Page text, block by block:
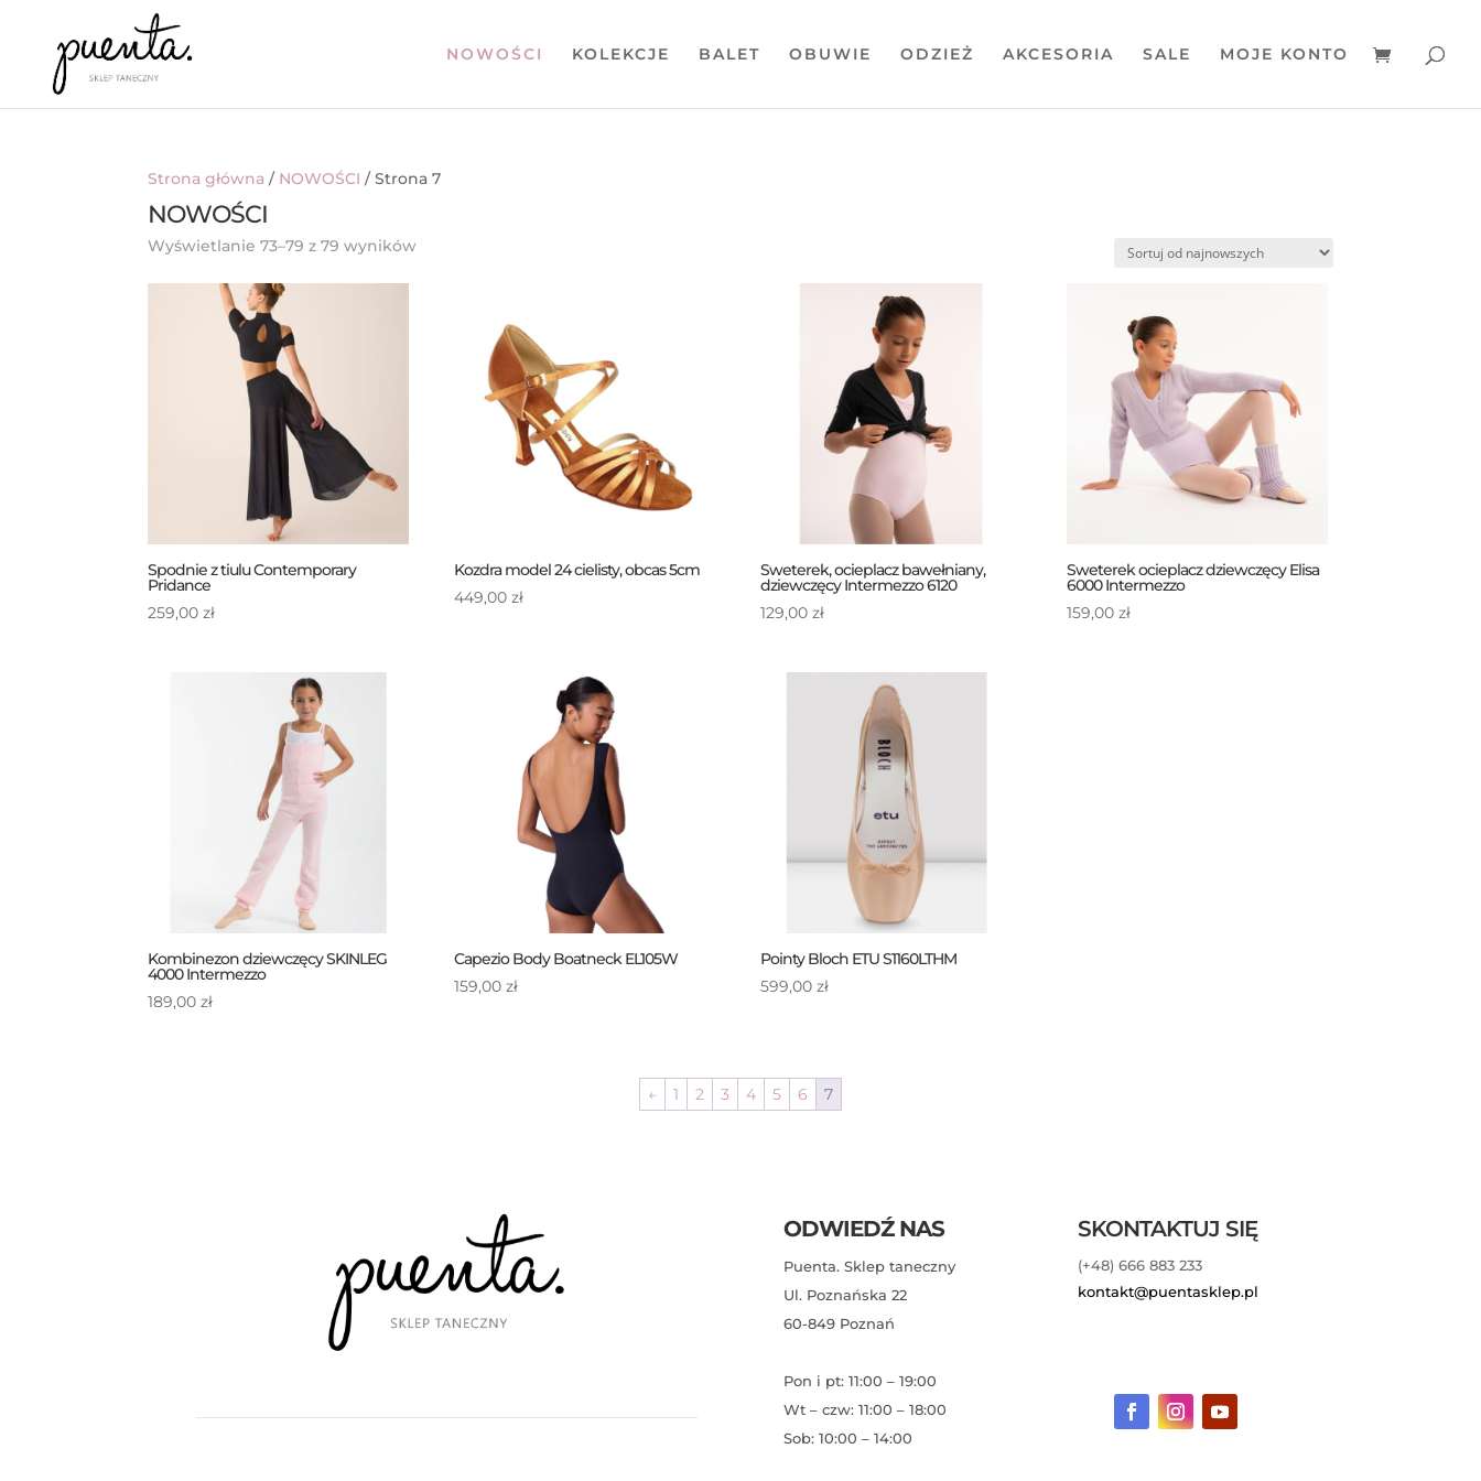
NOWOŚCI KOLEKCJE BALET OBUWIE ODZIEŻ AKCESORIA SALE MOJE KONTO
Strona główna / NOWOŚCI / Strona 7
NOWOŚCI
Wyświetlanie 73–79 z 79 wyników
Spodnie z tiulu Contemporary
Pridance
259,00zł
Kozdra model 24 cielisty, obcas 5cm
449,00zł
Sweterek, ocieplacz bawełniany,
dziewczęcy Intermezzo 6120
129,00zł
Sweterek ocieplacz dziewczęcy Elisa
6000 Intermezzo
159,00zł
Kombinezon dziewczęcy SKINLEG
4000 Intermezzo
189,00zł
Capezio Body Boatneck EL105W
159,00zł
Pointy Bloch ETU S1160LTHM
599,00zł
← 1 2 3 4 5 6 7
ODWIEDŹ NAS
Puenta. Sklep taneczny
Ul. Poznańska 22
60-849 Poznań
Pon i pt: 11:00 – 19:00
Wt – czw: 11:00 – 18:00
Sob: 10:00 – 14:00
SKONTAKTUJ SIĘ
(+48) 666 883 233
kontakt@puentasklep.pl